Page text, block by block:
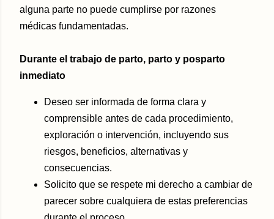
alguna parte no puede cumplirse por razones
médicas fundamentadas.
Durante el trabajo de parto, parto y posparto
inmediato
Deseo ser informada de forma clara y
comprensible antes de cada procedimiento,
exploración o intervención, incluyendo sus
riesgos, beneficios, alternativas y
consecuencias.
Solicito que se respete mi derecho a cambiar de
parecer sobre cualquiera de estas preferencias